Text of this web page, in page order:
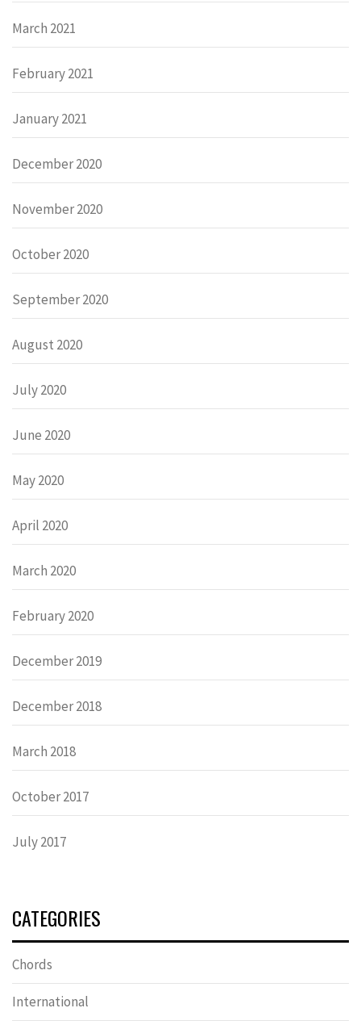
March 2021
February 2021
January 2021
December 2020
November 2020
October 2020
September 2020
August 2020
July 2020
June 2020
May 2020
April 2020
March 2020
February 2020
December 2019
December 2018
March 2018
October 2017
July 2017
CATEGORIES
Chords
International